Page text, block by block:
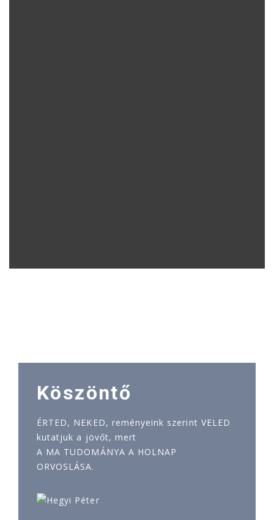
Köszöntő
ÉRTED, NEKED, reményeink szerint VELED
kutatjuk a jövőt, mert
A MA TUDOMÁNYA A HOLNAP
ORVOSLÁSA.